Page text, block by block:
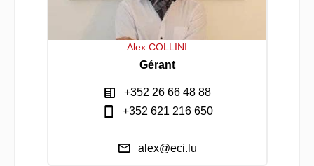
Alex COLLINI
Gérant
+352 26 66 48 88
+352 621 216 650
alex@eci.lu